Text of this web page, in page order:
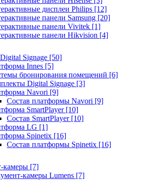
дисплеи Philips [12]
панели Samsung [20]
панели Vivitek [1]
панели Hikvision [4]
Signage [50]
Innes [5]
бронирования помещений [6]
Digital Signage [3]
Navori [9]
Состав платформы Navori [9]
SmartPlayer [10]
Состав SmartPlayer [10]
LG [1]
Spinetix [16]
Состав платформы Spinetix [16]
камеры [7]
камеры Lumens [7]